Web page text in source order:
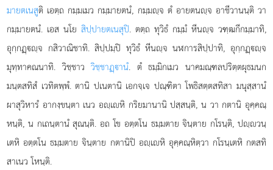
มายตเนสูติ เอตฺถ กมฺมเมว กมฺมายตนํ, กมฺมฺจ ตํ อายตนฺจ อาชีวานนฺติ วา
กมฺมายตนํ. เอส นโยสิปฺปายตเนสุปิ. ตตฺถ ทุวิธํ กมฺมํ หีนฺจ วฑฺฒกีกมฺมาทิ,
อุกฺกฏฺฺจ กสิวาณิชาทิ. สิปฺปมฺปิ ทุวิธํ หีนฺจ นฬการสิปฺปาทิ, อุกฺกฏฺฺจ
มุทฺทาคณนาทิ. วิชฺชาววิชฺชาฏฺานํ. ตํ ธมฺมิกเมว นาคมณฺฑลปริตฺตผุธมนก
มนฺตสทิสํ เวทิตพฺพํ. ตานิ ปเนตานิ เอกจฺเจ ปณฺฑิตา โพธิสตฺตสทิสา มนุสฺสานํ
ผาสุวิหารํ อากงฺขนฺตา เนว อฺเหิ กริยมานานิ ปสฺสนฺติ, น วา กตานิ อุคฺคณฺ
หนฺติ, น กเถนฺตานํ สุณนฺติ. อถ โข อตฺตโน ธมฺมตาย จินฺตาย กโรนฺติ, ปฺวนฺ
เตหิ อตฺตโน ธมฺมตาย จินฺตาย กตานิปิ อฺเหิ อุคฺคณฺหิตฺวา กโรนฺเตหิ กตสทิ
สาเนว โหนฺติ.